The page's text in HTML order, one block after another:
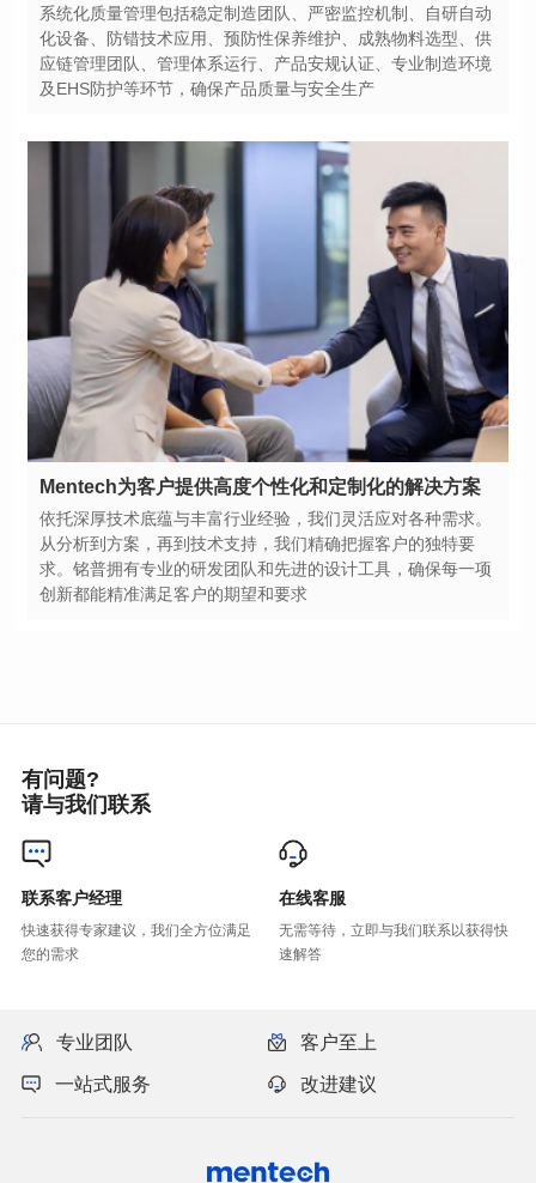
及EHS防护等环节，确保产品质量与安全生产
Mentech为客户提供高度个性化和定制化的解决方案
创新都能精准满足客户的期望和要求
有问题?
请与我们联系
联系客户经理
您的需求
在线客服
速解答
专业团队 客户至上
一站式服务 改进建议